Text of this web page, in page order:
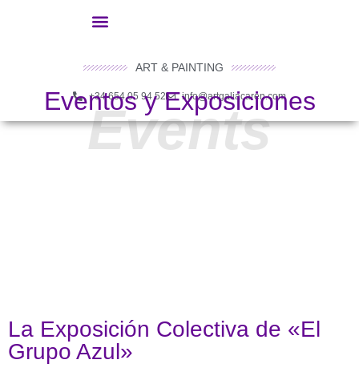
ART & PAINTING
+34 654 05 94 52 info@artgaliacaren.com
Events
Eventos y Exposiciones
La Exposición Colectiva de «El
Grupo Azul»